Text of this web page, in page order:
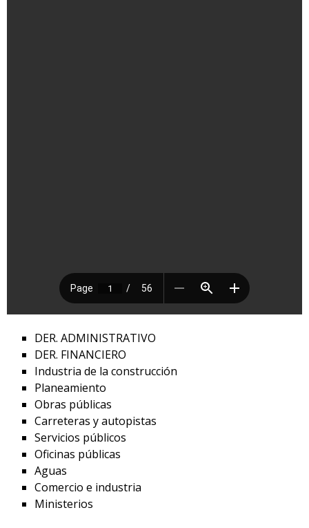
DER. ADMINISTRATIVO
DER. FINANCIERO
Industria de la construcción
Planeamiento
Obras públicas
Carreteras y autopistas
Servicios públicos
Oficinas públicas
Aguas
Comercio e industria
Ministerios